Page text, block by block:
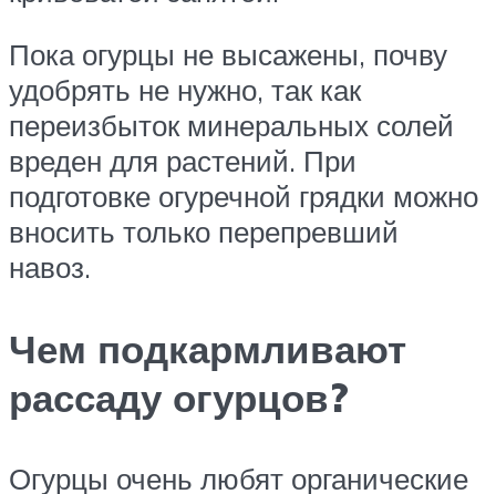
Пока огурцы не высажены, почву
удобрять не нужно, так как
переизбыток минеральных солей
вреден для растений. При
подготовке огуречной грядки можно
вносить только перепревший
навоз.
Чем подкармливают
рассаду огурцов?
Огурцы очень любят органические